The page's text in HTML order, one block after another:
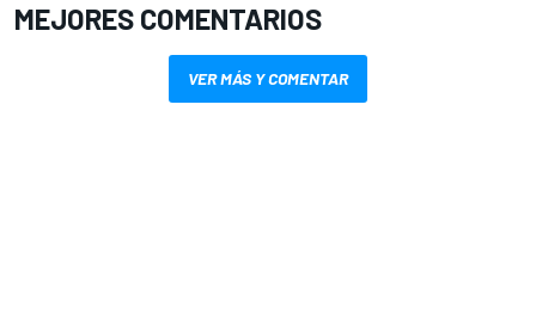
MEJORES COMENTARIOS
VER MÁS Y COMENTAR